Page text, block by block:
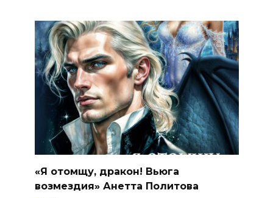
«Я отомщу, дракон! Вьюга
возмездия» Анетта Политова